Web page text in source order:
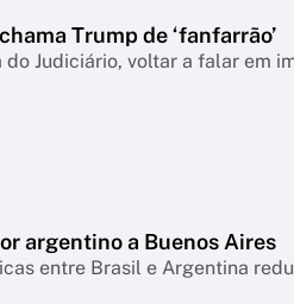
Trump de ‘fanfarrão’
Judiciário, voltar a falar em
argentino a Buenos Aires
entre Brasil e Argentina